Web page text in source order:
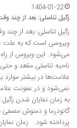
1404-01-22
زگیل تناسلی: بعد از چند
زگیل تناسلی: بعد از
می‌شود. این ویروس از
ناحیه تناسلی مقعد و
علامت‌ها در بیشتر
نمی‌شود و در عفونت
به زمان نمایان شدن
گانودرما و دمنوش
پرداخته شود. زمان